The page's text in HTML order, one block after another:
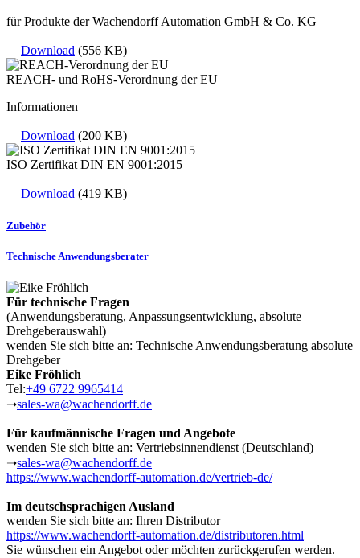
für Produkte der Wachendorff Automation GmbH & Co. KG
Download (556 KB)
REACH- und RoHS-Verordnung der EU
Informationen
Download (200 KB)
ISO Zertifikat DIN EN 9001:2015
Download (419 KB)
Zubehör
Technische Anwendungsberater
Für technische Fragen
(Anwendungsberatung, Anpassungsentwicklung, absolute
Drehgeberauswahl)
wenden Sie sich bitte an: Technische Anwendungsberatung absolute
Drehgeber
Eike Fröhlich
Tel:+49 6722 9965414
➝sales-wa@wachendorff.de
Für kaufmännische Fragen und Angebote
wenden Sie sich bitte an: Vertriebsinnendienst (Deutschland)
➝sales-wa@wachendorff.de
https://www.wachendorff-automation.de/vertrieb-de/
Im deutschsprachigen Ausland
wenden Sie sich bitte an: Ihren Distributor
https://www.wachendorff-automation.de/distributoren.html
Sie wünschen ein Angebot oder möchten zurückgerufen werden.